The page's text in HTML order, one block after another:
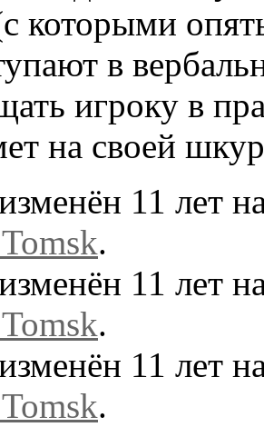
которыми
в
игроку в
на своей
11 лет
.
11 лет
.
11 лет
.